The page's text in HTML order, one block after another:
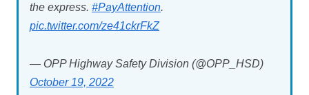
the express. #PayAttention.
pic.twitter.com/ze41ckrFkZ
— OPP Highway Safety Division (@OPP_HSD)
October 19, 2022